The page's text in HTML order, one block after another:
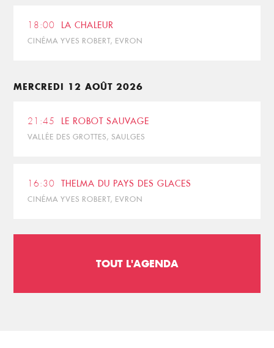
18:00 LA CHALEUR
CINÉMA YVES ROBERT, EVRON
MERCREDI 12 AOÛT 2026
21:45 LE ROBOT SAUVAGE
VALLÉE DES GROTTES, SAULGES
16:30 THELMA DU PAYS DES GLACES
CINÉMA YVES ROBERT, EVRON
TOUT L'AGENDA